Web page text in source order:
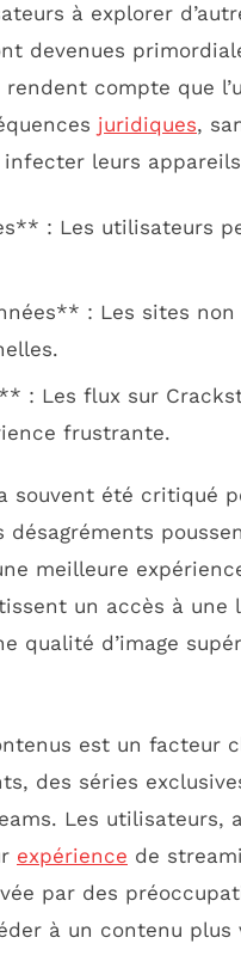
à explorer
devenues
compte que
juridiques,
leurs
: Les utilisateurs
: Les sites non
: Les flux sur
frustrante.
souvent été critiqué
désagréments
meilleure
un accès à
qualité d’image
est un facteur
des séries
Les utilisateurs,
expérience de
par des
à un contenu plus